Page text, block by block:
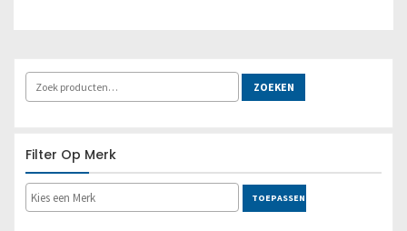
ZOEKEN
Filter Op Merk
TOEPASSEN